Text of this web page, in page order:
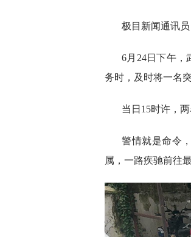
极目新闻通讯
6月24日下午，
务时，及时将一名
当日15时许，
警情就是命令
属，一路疾驰前往